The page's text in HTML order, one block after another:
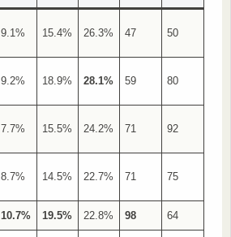
9.1% 15.4% 26.3% 47 50
9.2% 18.9% 28.1% 59 80
7.7% 15.5% 24.2% 71 92
8.7% 14.5% 22.7% 71 75
10.7% 19.5% 22.8% 98 64